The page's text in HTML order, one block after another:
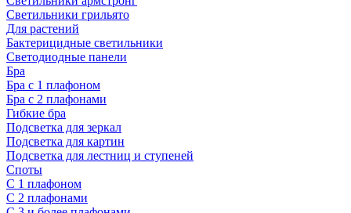
Светильники грильято
Для растений
Бактерицидные светильники
Светодиодные панели
Бра
Бра с 1 плафоном
Бра с 2 плафонами
Гибкие бра
Подсветка для зеркал
Подсветка для картин
Подсветка для лестниц и ступеней
Споты
С 1 плафоном
С 2 плафонами